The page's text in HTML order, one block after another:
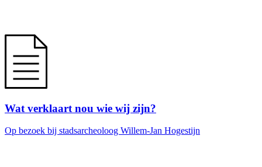
Wat verklaart nou wie wij zijn?
Op bezoek bij stadsarcheoloog Willem-Jan Hogestijn